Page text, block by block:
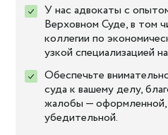
Обеспечьте
суда к вашему делу,
жалобы — оформленной,
убедительной.
У нас адвокаты с
Верховном Суде, в том
коллегии по
узкой специализацией